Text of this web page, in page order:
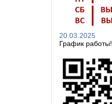
20.03.2025
График работы!